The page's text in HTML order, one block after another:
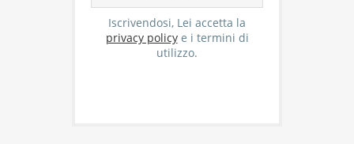
Iscrivendosi, Lei accetta la
privacy policye i termini di
utilizzo.